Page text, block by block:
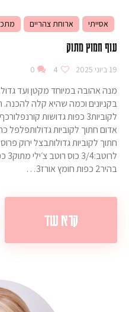
אסייתי ארוחת צהריים
עוף חמוץ מתוק
19 ביוני 2025 4
0
מנה אהובה במיוחד מקטן ועד
לקוביות3 כפות גדושות
אדום חתוך לקוביות גדולותפלפל
חתוך לקוביות גדולותבצל ירוק
בהיר2 כפות חומץ אורז3…
קרא עוד